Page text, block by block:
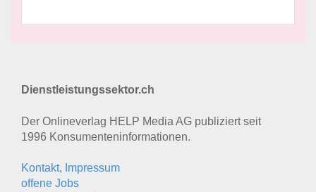
Dienstleistungssektor.ch
Der Onlineverlag HELP Media AG publiziert seit
1996 Konsumenten­informationen.
Kontakt, Impressum
offene Jobs